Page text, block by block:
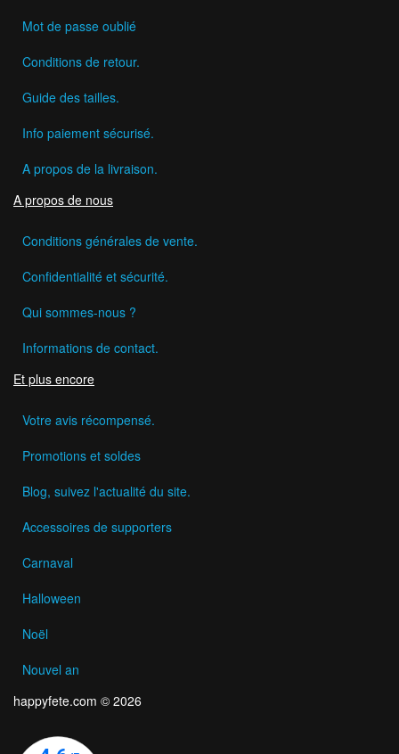
Mot de passe oublié
Conditions de retour.
Guide des tailles.
Info paiement sécurisé.
A propos de la livraison.
A propos de nous
Conditions générales de vente.
Confidentialité et sécurité.
Qui sommes-nous ?
Informations de contact.
Et plus encore
Votre avis récompensé.
Promotions et soldes
Blog, suivez l'actualité du site.
Accessoires de supporters
Carnaval
Halloween
Noël
Nouvel an
happyfete.com © 2026